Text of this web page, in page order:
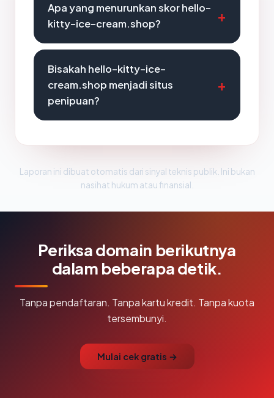
Apa yang menurunkan skor hello-
kitty-ice-cream.shop?
Bisakah hello-kitty-ice-
cream.shop menjadi situs
penipuan?
Laporan ini dibuat otomatis dari sinyal teknis publik. Ini bukan
nasihat hukum atau finansial.
Periksa domain berikutnya
dalam beberapa detik.
Tanpa pendaftaran. Tanpa kartu kredit. Tanpa kuota
tersembunyi.
Mulai cek gratis →